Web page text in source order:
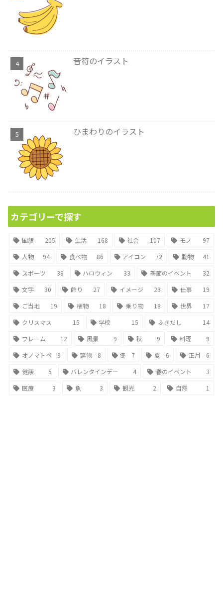
音符のイラスト
ひまわりのイラスト
カテゴリーで探す
国旗 205 生活 168 社会 107 モノ
97
人物
94 食べ物 86 アイコン 72 動物
41
スポーツ
38 ハロウィン 33 季節のイベント
32
文字
30 飾り 27 イメージ 23 仕事
19
ご当地
19 植物 18 乗り物 18 世界
17
クリスマス
15 学校 15 ふきだし
14
フレーム
12 風景 9 秋 9 料理
9
オノマトペ
9 建物 8 冬 7 夏 6 正月
6
健康
5 バレンタインデー 4 春のイベント
3
医療
3 魚 3 観光 2 自然 1